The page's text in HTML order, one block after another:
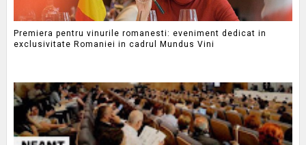
Premiera pentru vinurile romanesti: eveniment dedicat in
exclusivitate Romaniei in cadrul Mundus Vini